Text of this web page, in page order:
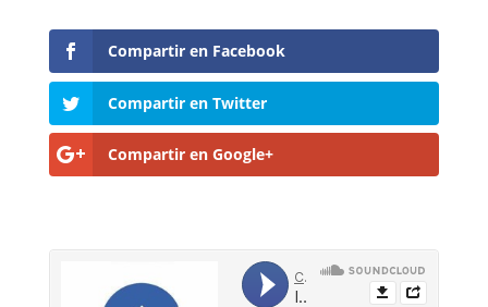
Compartir en Facebook
Compartir en Twitter
Compartir en Google+